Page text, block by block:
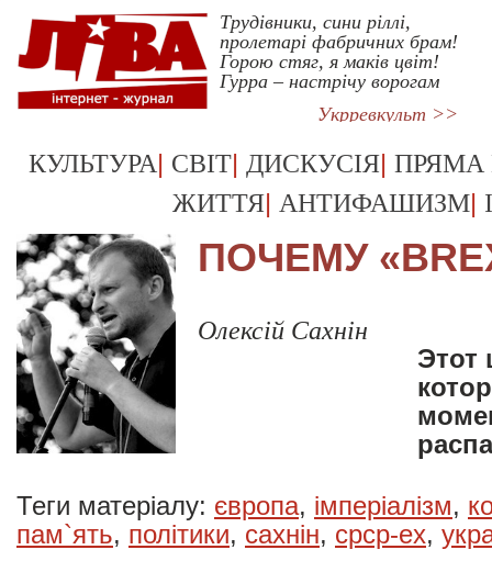
Трудівники, сини ріллі,
пролетарі фабричних брам!
Горою стяг, я маків цвіт!
Гурра – настрічу ворогам
Укрревкульт >>
КУЛЬТУРА| СВІТ| ДИСКУСІЯ| ПРЯМА
ЖИТТЯ| АНТИФАШИЗМ|
ПОЧЕМУ
Олексій Сахнін
Этот
Теги матеріалу: європа, імперіалізм,
пам`ять, політики, сахнін, срср-ex,